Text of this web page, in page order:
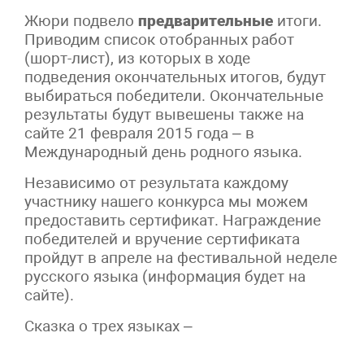
Жюри подвело предварительные итоги.
Приводим список отобранных работ
(шорт-лист), из которых в ходе
подведения окончательных итогов, будут
выбираться победители. Окончательные
результаты будут вывешены также на
сайте 21 февраля 2015 года – в
Международный день родного языка.
Независимо от результата каждому
участнику нашего конкурса мы можем
предоставить сертификат. Награждение
победителей и вручение сертификата
пройдут в апреле на фестивальной неделе
русского языка (информация будет на
сайте).
Сказка о трех языках –